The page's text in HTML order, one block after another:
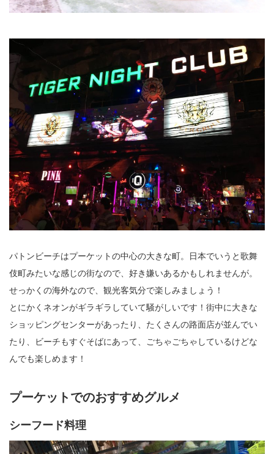
パトンビーチはプーケットの中心の大きな町。日本でいうと歌舞
伎町みたいな感じの街なので、好き嫌いあるかもしれませんが。
せっかくの海外なので、観光客気分で楽しみましょう！
とにかくネオンがギラギラしていて騒がしいです！街中に大きな
ショッピングセンターがあったり、たくさんの路面店が並んでい
たり、ビーチもすぐそばにあって、ごちゃごちゃしているけどな
んでも楽しめます！
プーケットでのおすすめグルメ
シーフード料理